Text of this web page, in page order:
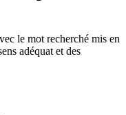
le mot recherché mis en
adéquat et des